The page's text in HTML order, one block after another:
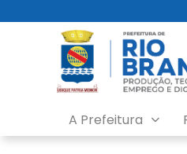
A Prefeitura